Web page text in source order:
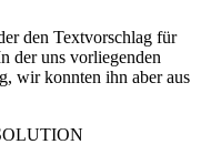
den Textvorschlag für
der uns vorliegenden
wir konnten ihn aber aus